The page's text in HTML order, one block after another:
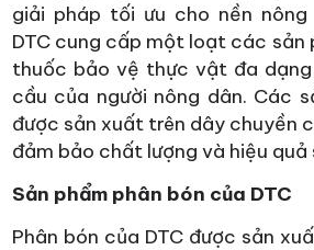
giải pháp tối ưu cho nền nông
DTC cung cấp một loạt các sản
thuốc bảo vệ thực vật đa
cầu của người nông dân. Các
được sản xuất trên dây chuyền
đảm bảo chất lượng và hiệu quả
Sản phẩm phân bón của DTC
Phân bón của DTC được sản